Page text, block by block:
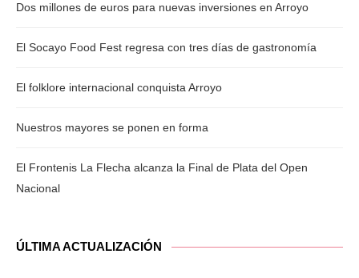
Dos millones de euros para nuevas inversiones en Arroyo
El Socayo Food Fest regresa con tres días de gastronomía
El folklore internacional conquista Arroyo
Nuestros mayores se ponen en forma
El Frontenis La Flecha alcanza la Final de Plata del Open
Nacional
ÚLTIMA ACTUALIZACIÓN